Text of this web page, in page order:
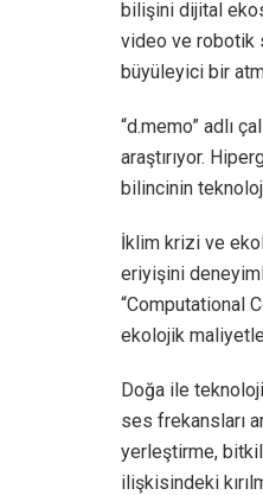
bilişini dijital
video ve robotik
büyüleyici bir
“d.memo” adlı
araştırıyor.
bilincinin
İklim krizi ve
eriyişini
“Computational
ekolojik
Doğa ile
ses frekansları
yerleştirme,
ilişkisindeki